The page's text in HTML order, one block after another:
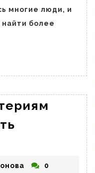
многие люди, и
более
Екатерина
0